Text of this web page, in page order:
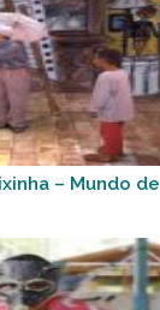
– Mundo de